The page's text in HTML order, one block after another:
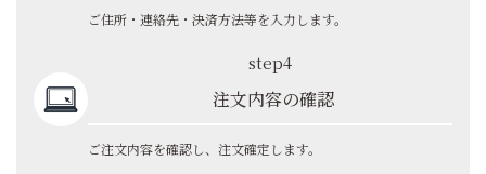
ご住所・連絡先・決済方法等を入力します。
step4
注文内容の確認
ご注文内容を確認し、注文確定します。